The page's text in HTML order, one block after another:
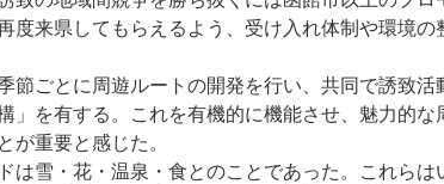
度来県してもらえるよう、受け入れ体制や環境
節ごとに周遊ルートの開発を行い、共同で誘致
」を有する。これを有機的に機能させ、魅力的な
が重要と感じた。
は雪・花・温泉・食とのことであった。これら